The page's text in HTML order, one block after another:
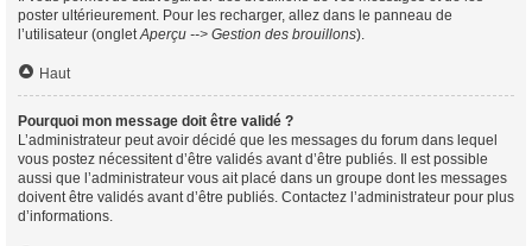
poster ultérieurement. Pour les recharger, allez dans le panneau de
l’utilisateur (ongletAperçu --> Gestion des brouillons).
Haut
Pourquoi mon message doit être validé ?
L’administrateur peut avoir décidé que les messages du forum dans lequel
vous postez nécessitent d’être validés avant d’être publiés. Il est possible
aussi que l’administrateur vous ait placé dans un groupe dont les messages
doivent être validés avant d’être publiés. Contactez l’administrateur pour plus
d’informations.